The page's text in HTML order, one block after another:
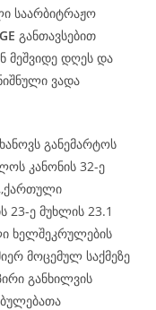
საარბიტრაჟო
განთავსებით
მეშვიდე დღეს და
ვადა
განემარტოს
კანონის 32-ე
23-ე მუხლის 23.1
ხელშეკრულების
მოცემულ საქმეზე
განხილვის